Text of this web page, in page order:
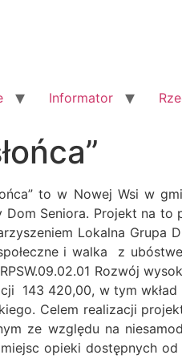
Informator
to w Nowej Wsi w
Seniora. Projekt na to
Lokalna Grupa
i walka z
Rozwój
143 420,00, w tym
Celem realizacji
ze względu na
opieki dostępnych